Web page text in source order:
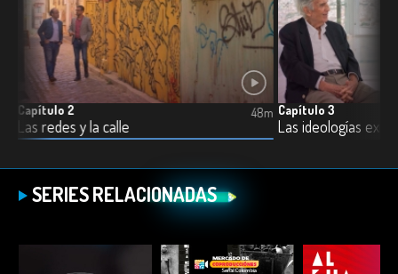
Capítulo 2
Las redes y la calle
48m Capítulo 3
Las ideologías
SERIES RELACIONADAS